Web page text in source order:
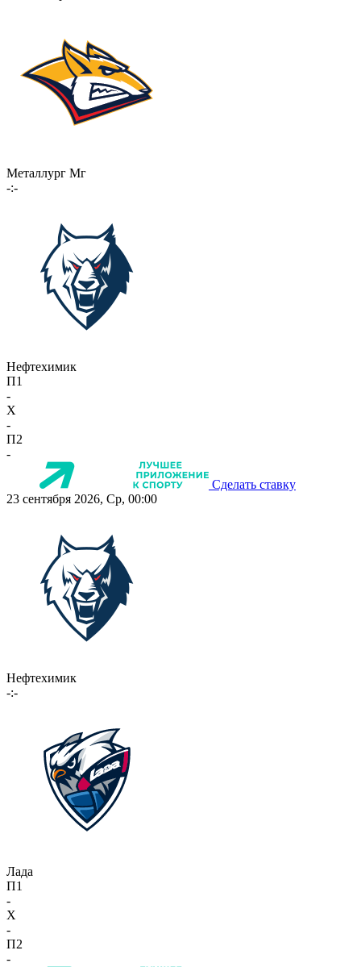
Металлург Мг
-:-
Нефтехимик
П1
-
X
-
П2
-
Сделать ставку
23 сентября 2026, Ср, 00:00
Нефтехимик
-:-
Лада
П1
-
X
-
П2
-